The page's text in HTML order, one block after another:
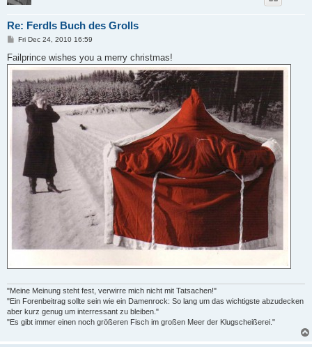
Re: Ferdls Buch des Grolls
P
s
t
Fri Dec 24, 2010 16:59
Failprince wishes you a merry christmas!
"Meine Meinung steht fest, verwirre mich nicht mit Tatsachen!"
"Ein Forenbeitrag sollte sein wie ein Damenrock: So lang um das wichtigste abzudecken
aber kurz genug um interressant zu bleiben."
"Es gibt immer einen noch größeren Fisch im großen Meer der Klugscheißerei."